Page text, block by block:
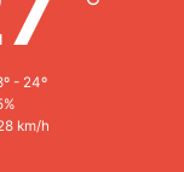
- 24º
km/h